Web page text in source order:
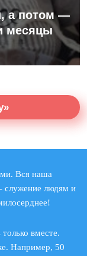
а потом —
месяцы
Вся наша
служение людям и
вместе.
Например, 50